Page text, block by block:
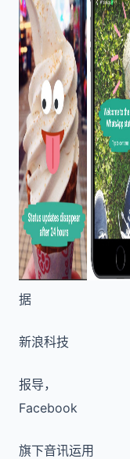
据
新浪科技
报导，
Facebook
旗下音讯运用